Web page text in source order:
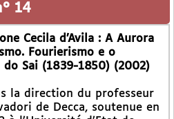
14
Cecila d’Avila : A Aurora
Fourierismo e o
Sai (1839-1850) (2002)
la direction du professeur
de Decca, soutenue en